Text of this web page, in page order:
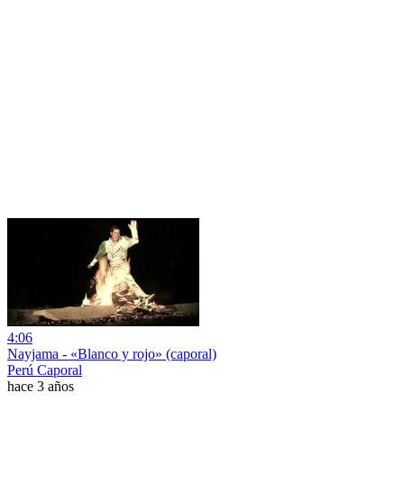
4:06
Nayjama - «Blanco y rojo» (caporal)
Perú Caporal
hace 3 años